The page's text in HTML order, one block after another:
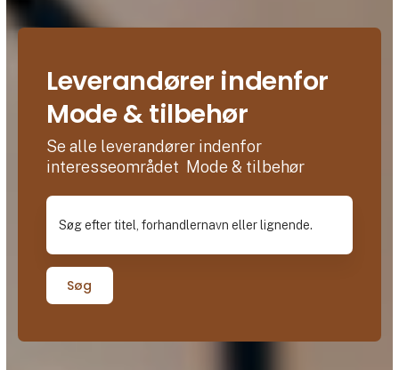
Leverandører indenfor
Mode & tilbehør
Se alle leverandører indenfor
interesseområdet Mode & tilbehør
Søg efter titel, forhandlernavn eller lignende.
Søg